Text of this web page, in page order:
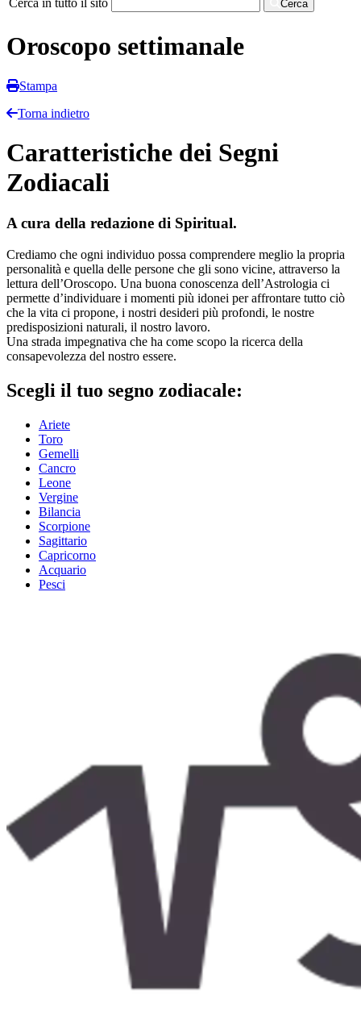
Cerca
Oroscopo settimanale
Stampa
Torna indietro
Caratteristiche dei Segni
Zodiacali
A cura della redazione di Spiritual.
Crediamo che ogni individuo possa comprendere meglio la propria
personalità e quella delle persone che gli sono vicine, attraverso la
lettura dell’Oroscopo. Una buona conoscenza dell’Astrologia ci
permette d’individuare i momenti più idonei per affrontare tutto ciò
che la vita ci propone, i nostri desideri più profondi, le nostre
predisposizioni naturali, il nostro lavoro.
Una strada impegnativa che ha come scopo la ricerca della
consapevolezza del nostro essere.
Scegli il tuo segno zodiacale:
Ariete
Toro
Gemelli
Cancro
Leone
Vergine
Bilancia
Scorpione
Sagittario
Capricorno
Acquario
Pesci